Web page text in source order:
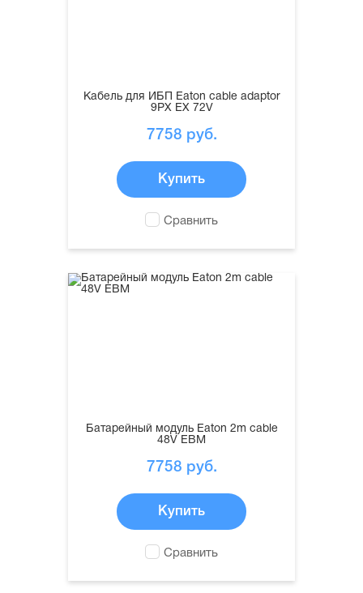
Кабель для ИБП Eaton cable adaptor
9PX EX 72V
7758 руб.
Купить
Сравнить
Батарейный модуль Eaton 2m cable
48V EBM
7758 руб.
Купить
Сравнить